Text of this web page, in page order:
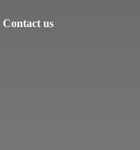
Contact us